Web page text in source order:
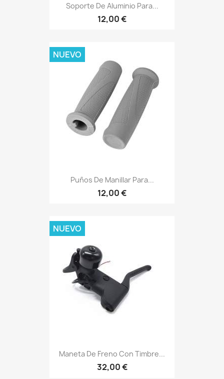
Soporte De Aluminio Para...
12,00 €
Puños De Manillar Para...
12,00 €
NUEVO
Maneta De Freno Con Timbre...
32,00 €
NUEVO